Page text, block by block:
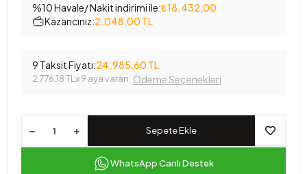
%10 Havale/ Nakit indirimi ile:₺18.432,00
Kazancınız:2.048,00 TL
9 Taksit Fiyatı:24.985,60 TL
2.776,18 TL x 9 aya varan Ödeme Seçenekleri
Sepete Ekle
WhatsApp Canlı Destek